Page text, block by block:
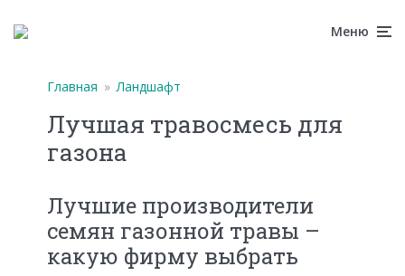
Меню
Главная » Ландшафт
Лучшая травосмесь для
газона
Лучшие производители
семян газонной травы –
какую фирму выбрать